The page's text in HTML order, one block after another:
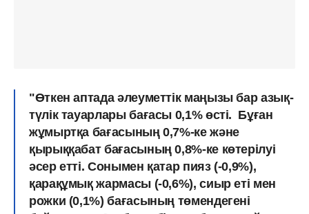
"Өткен аптада әлеуметтік маңызы бар азық-
түлік тауарлары бағасы 0,1% өсті. Бұған
жұмыртқа бағасының 0,7%-ке және
қырыққабат бағасының 0,8%-ке көтерілуі
әсер етті. Сонымен қатар пияз (-0,9%),
қарақұмық жармасы (-0,6%), сиыр еті мен
рожки (0,1%) бағасының төмендегені